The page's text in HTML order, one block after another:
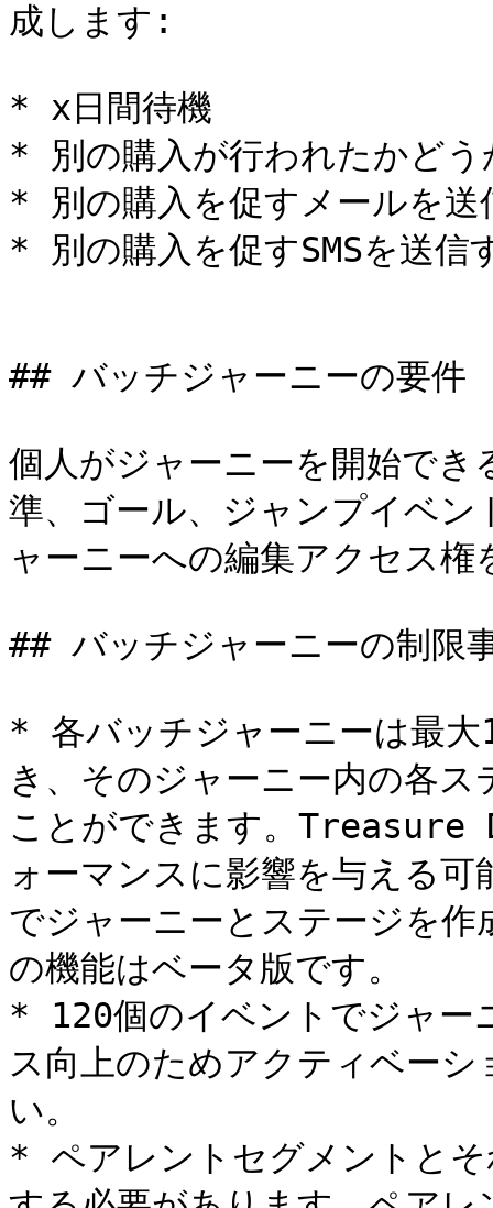
成します:
* x日間待機
* 別の購入が行われたかどう
* 別の購入を促すメールを送
* 別の購入を促すSMSを送信
## バッチジャーニーの要件
個人がジャーニーを開始でき
準、ゴール、ジャンプイベ
ャーニーへの編集アクセス
## バッチジャーニーの制限
* 各バッチジャーニーは最
き、そのジャーニー内の各
ことができます。Treasure
ォーマンスに影響を与える
でジャーニーとステージを
の機能はベータ版です。
* 120個のイベントでジャー
ス向上のためアクティベー
い。
* ペアレントセグメントとそ